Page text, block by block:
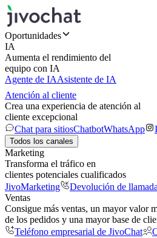
Oportunidades
IA
Aumenta el rendimiento del
equipo con IA
Agente de IAAsistente de IA
Atención al cliente
Crea una experiencia de atención al
cliente excepcional
Chat para sitiosChatbotWhatsApp
Todos los canales
Marketing
Transforma el tráfico en
clientes potenciales cualificados
JivoMarketing
Devolución de
Ventas
Consigue más ventas, un mayor valor
de los pedidos y una mayor base de
Teléfono empresarial de JivoChat